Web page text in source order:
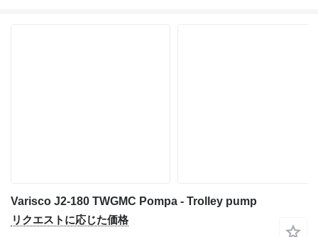
Varisco J2-180 TWGMC Pompa - Trolley pump
リクエストに応じた価格